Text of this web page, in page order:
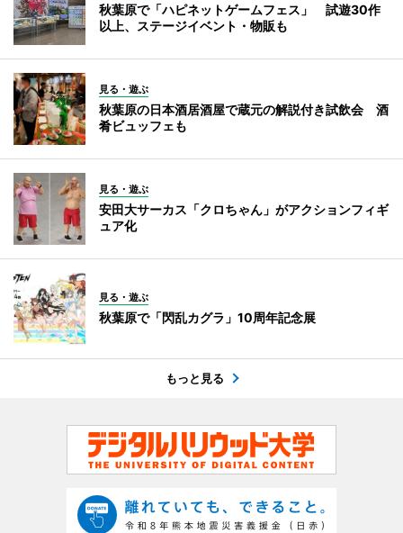
秋葉原で「ハピネットゲームフェス」 試遊30作
以上、ステージイベント・物販も
見る・遊ぶ
秋葉原の日本酒居酒屋で蔵元の解説付き試飲会 酒
肴ビュッフェも
見る・遊ぶ
安田大サーカス「クロちゃん」がアクションフィギ
ュア化
見る・遊ぶ
秋葉原で「閃乱カグラ」10周年記念展
もっと見る